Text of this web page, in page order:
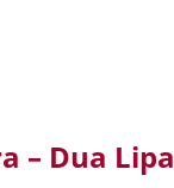
– Dua Lipa